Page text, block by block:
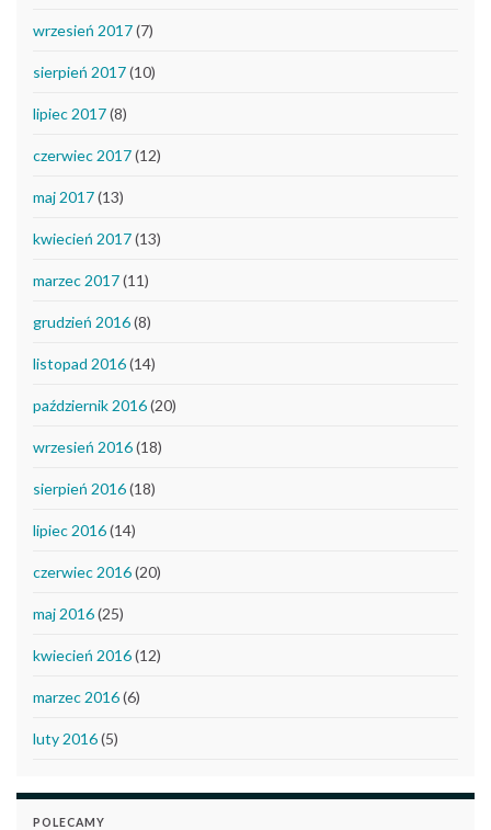
wrzesień 2017(7)
sierpień 2017(10)
lipiec 2017(8)
czerwiec 2017(12)
maj 2017(13)
kwiecień 2017(13)
marzec 2017(11)
grudzień 2016(8)
listopad 2016(14)
październik 2016(20)
wrzesień 2016(18)
sierpień 2016(18)
lipiec 2016(14)
czerwiec 2016(20)
maj 2016(25)
kwiecień 2016(12)
marzec 2016(6)
luty 2016(5)
POLECAMY